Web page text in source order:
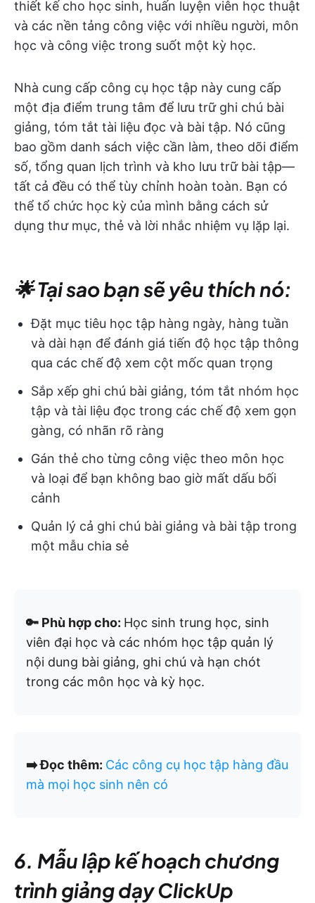
thiết kế cho học sinh, huấn luyện viên học thuật
và các nền tảng công việc với nhiều người, môn
học và công việc trong suốt một kỳ học.
Nhà cung cấp công cụ học tập này cung cấp
một địa điểm trung tâm để lưu trữ ghi chú bài
giảng, tóm tắt tài liệu đọc và bài tập. Nó cũng
bao gồm danh sách việc cần làm, theo dõi điểm
số, tổng quan lịch trình và kho lưu trữ bài tập—
tất cả đều có thể tùy chỉnh hoàn toàn. Bạn có
thể tổ chức học kỳ của mình bằng cách sử
dụng thư mục, thẻ và lời nhắc nhiệm vụ lặp lại.
🌟 Tại sao bạn sẽ yêu thích nó:
Đặt mục tiêu học tập hàng ngày, hàng tuần
và dài hạn để đánh giá tiến độ học tập thông
qua các chế độ xem cột mốc quan trọng
Sắp xếp ghi chú bài giảng, tóm tắt nhóm học
tập và tài liệu đọc trong các chế độ xem gọn
gàng, có nhãn rõ ràng
Gán thẻ cho từng công việc theo môn học
và loại để bạn không bao giờ mất dấu bối
cảnh
Quản lý cả ghi chú bài giảng và bài tập trong
một mẫu chia sẻ
🔑 Phù hợp cho: Học sinh trung học, sinh
viên đại học và các nhóm học tập quản lý
nội dung bài giảng, ghi chú và hạn chót
trong các môn học và kỳ học.
➡️ Đọc thêm: Các công cụ học tập hàng đầu
mà mọi học sinh nên có
6. Mẫu lập kế hoạch chương
trình giảng dạy ClickUp